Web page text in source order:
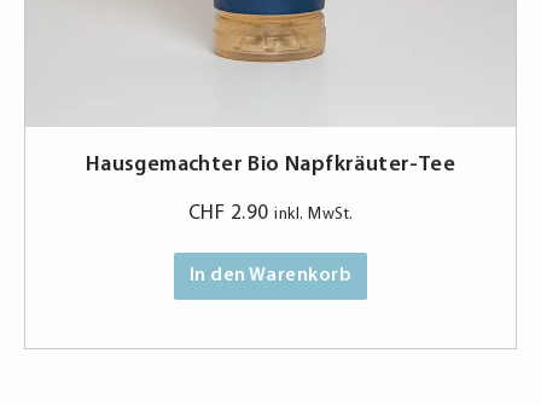
Hausgemachter Bio Napfkräuter-Tee
CHF 2.90 inkl. MwSt.
In den Warenkorb